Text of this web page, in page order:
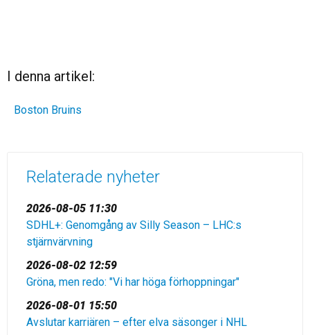
I denna artikel:
Boston Bruins
Relaterade nyheter
2026-08-05 11:30
SDHL+: Genomgång av Silly Season – LHC:s
stjärnvärvning
2026-08-02 12:59
Gröna, men redo: "Vi har höga förhoppningar"
2026-08-01 15:50
Avslutar karriären – efter elva säsonger i NHL